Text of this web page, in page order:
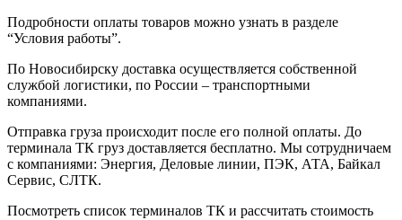
Подробности оплаты товаров можно узнать в разделе
“Условия работы”.
По Новосибирску доставка осуществляется собственной
службой логистики, по России – транспортными
компаниями.
Отправка груза происходит после его полной оплаты. До
терминала ТК груз доставляется бесплатно. Мы сотрудничаем
с компаниями: Энергия, Деловые линии, ПЭК, АТА, Байкал
Сервис, СЛТК.
Посмотреть список терминалов ТК и рассчитать стоимость